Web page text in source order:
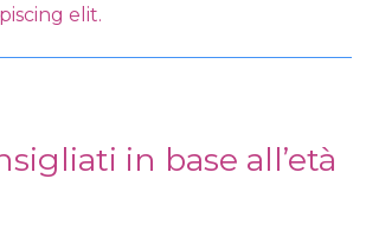
elit.
in base all’età